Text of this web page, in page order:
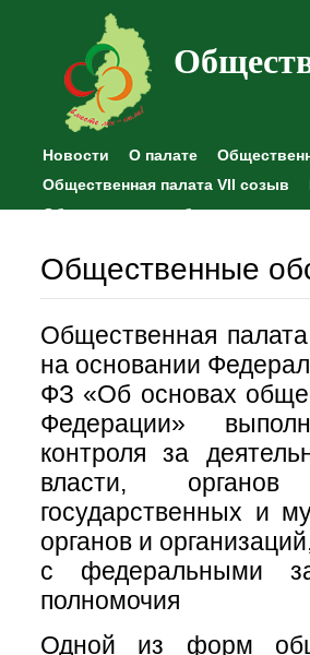
Новости О палате
Общественная палата VII созыв
Общественные наблюдения
Общественные
Общественная
на основании
ФЗ «Об основах
Федерации»
контроля за
власти, органов
государственных и
органов и
с федеральными
полномочия
Одной из форм